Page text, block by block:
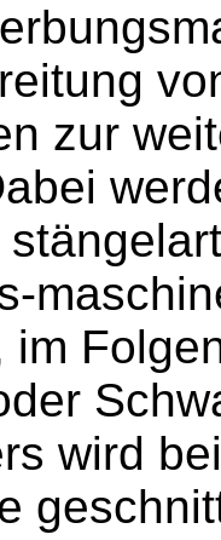
zur
im
wird